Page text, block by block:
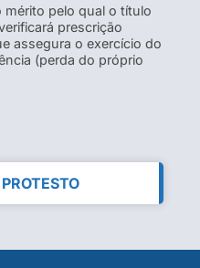
mérito pelo qual o título
prescrição
assegura o exercício do
(perda do próprio